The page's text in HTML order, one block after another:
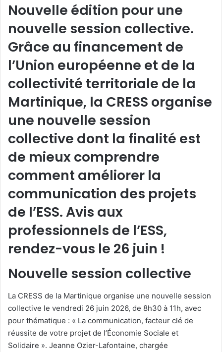
Nouvelle édition pour une
nouvelle session collective.
Grâce au financement de
l’Union européenne et de la
collectivité territoriale de la
Martinique, la CRESS organise
une nouvelle session
collective dont la finalité est
de mieux comprendre
comment améliorer la
communication des projets
de l’ESS. Avis aux
professionnels de l’ESS,
rendez-vous le 26 juin !
Nouvelle session collective
La CRESS de la Martinique organise une nouvelle session
collective le vendredi 26 juin 2026, de 8h30 à 11h, avec
pour thématique : « La communication, facteur clé de
réussite de votre projet de l’Économie Sociale et
Solidaire ». Jeanne Ozier-Lafontaine, chargée